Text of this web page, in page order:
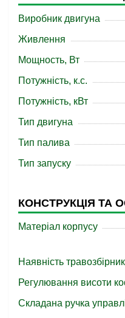
Виробник двигуна
Живлення
Мощность, Вт
Потужність, к.с.
Потужність, кВт
Тип двигуна
Тип палива
Тип запуску
КОНСТРУКЦІЯ ТА
Матеріал корпусу
Наявність
Регулювання висоти
Складана ручка